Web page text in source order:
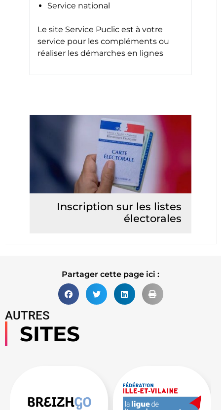
Service national
Le site Service Puclic est à votre
service pour les compléments ou
réaliser les démarches en lignes
Inscription sur les listes
électorales
Partager cette page ici :
AUTRES
SITES